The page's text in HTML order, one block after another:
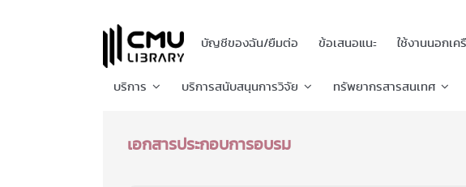
บัญชีของฉัน/ยืมต่อ ข้อเสนอแนะ ใช้งานนอกเค
บริการ บริการสนับสนุนการวิจัย ทรัพยากรสารสนเทศ
เอกสารประกอบการอบรม